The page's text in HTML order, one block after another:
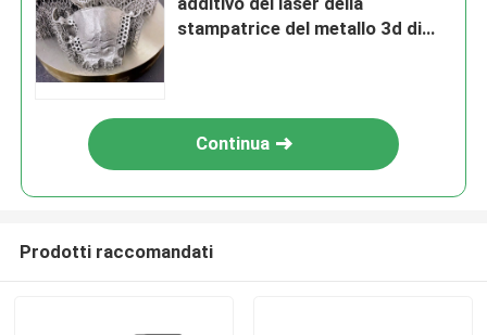
stampatrice del metallo 3d di
Continua
Prodotti raccomandati